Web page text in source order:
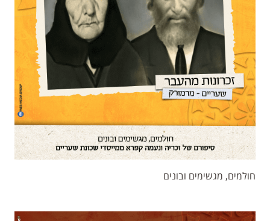
חולמים, מגשימים ובונים